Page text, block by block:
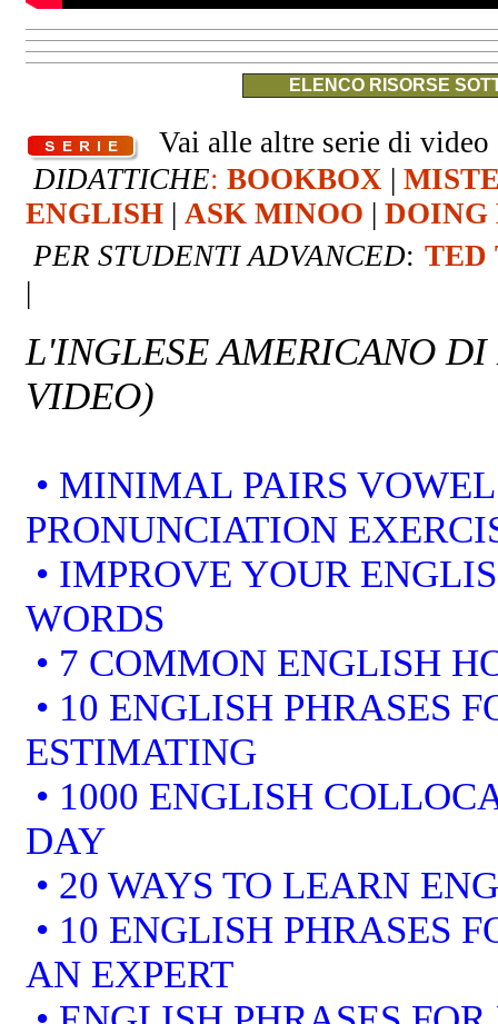
ELENCO RISORSE
Vai alle altre serie di
DIDATTICHE: BOOKBOX |
ENGLISH | ASK MINOO | DOING
PER STUDENTI ADVANCED: TED
|
L'INGLESE AMERICANO DI
VIDEO)
• MINIMAL PAIRS
PRONUNCIATION
• IMPROVE YOUR
WORDS
• 7 COMMON ENGLISH
• 10 ENGLISH PHRASES
ESTIMATING
• 1000 ENGLISH
DAY
• 20 WAYS TO LEARN
• 10 ENGLISH PHRASES
AN EXPERT